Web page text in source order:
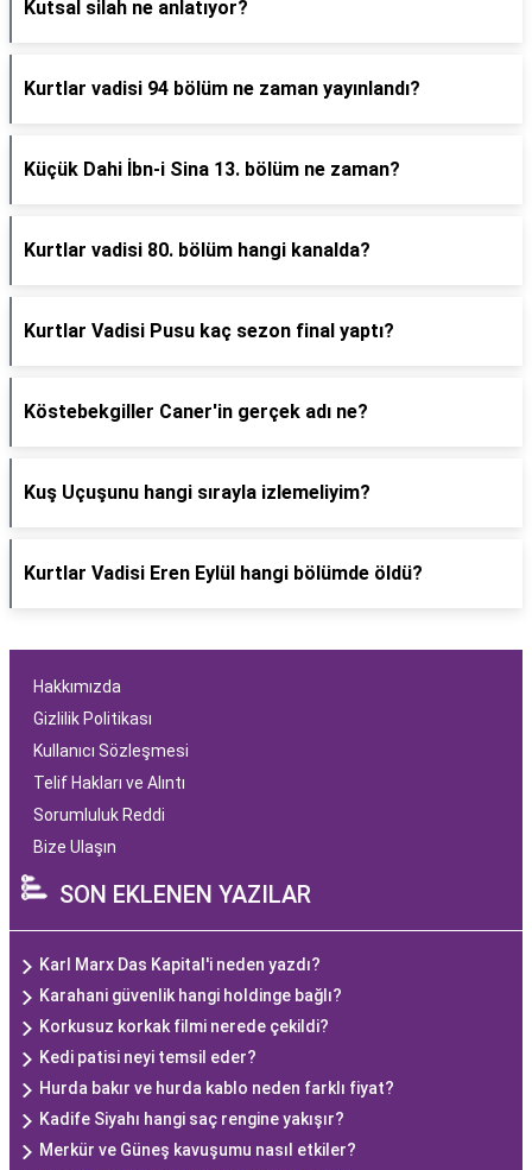
Kutsal silah ne anlatıyor?
Kurtlar vadisi 94 bölüm ne zaman yayınlandı?
Küçük Dahi İbn-i Sina 13. bölüm ne zaman?
Kurtlar vadisi 80. bölüm hangi kanalda?
Kurtlar Vadisi Pusu kaç sezon final yaptı?
Köstebekgiller Caner'in gerçek adı ne?
Kuş Uçuşunu hangi sırayla izlemeliyim?
Kurtlar Vadisi Eren Eylül hangi bölümde öldü?
Hakkımızda
Gizlilik Politikası
Kullanıcı Sözleşmesi
Telif Hakları ve Alıntı
Sorumluluk Reddi
Bize Ulaşın
SON EKLENEN YAZILAR
Karl Marx Das Kapital'i neden yazdı?
Karahani güvenlik hangi holdinge bağlı?
Korkusuz korkak filmi nerede çekildi?
Kedi patisi neyi temsil eder?
Hurda bakır ve hurda kablo neden farklı fiyat?
Kadife Siyahı hangi saç rengine yakışır?
Merkür ve Güneş kavuşumu nasıl etkiler?